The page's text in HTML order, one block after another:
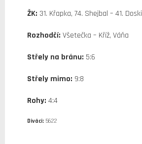
ŽK: 31. Křapka, 74. Shejbal – 41. Doski
Rozhodčí: Všetečka – Kříž, Váňa
Střely na bránu: 5:6
Střely mimo: 9:8
Rohy: 4:4
Diváci: 5622